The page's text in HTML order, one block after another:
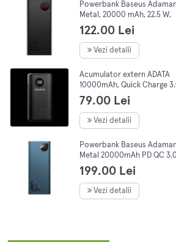
Powerbank Baseus
Metal, 20000 mAh, 22.5 W,
negru
122.00 Lei
Vezi detalii
Acumulator extern ADATA
10000mAh, Quick Charge
+ PD 22.5W, 2 x USB &, 1 x
USB-C, 3A, Negru
79.00 Lei
Vezi detalii
Powerbank Baseus
Metal 20000mAh PD QC 3.0
65W 2 porturi USB, 1 port
USB-C, 1 port micro USB,
Albastru
199.00 Lei
Vezi detalii